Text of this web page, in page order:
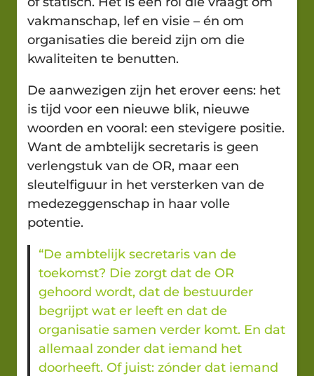
vakmanschap, lef en visie – én om
organisaties die bereid zijn om die
kwaliteiten te benutten.
De aanwezigen zijn het erover eens: het
is tijd voor een nieuwe blik, nieuwe
woorden en vooral: een stevigere positie.
Want de ambtelijk secretaris is geen
verlengstuk van de OR, maar een
sleutelfiguur in het versterken van de
medezeggenschap in haar volle
potentie.
“De ambtelijk secretaris van de
toekomst? Die zorgt dat de OR
gehoord wordt, dat de bestuurder
begrijpt wat er leeft en dat de
organisatie samen verder komt. En dat
allemaal zonder dat iemand het
doorheeft. Of juist: zónder dat iemand